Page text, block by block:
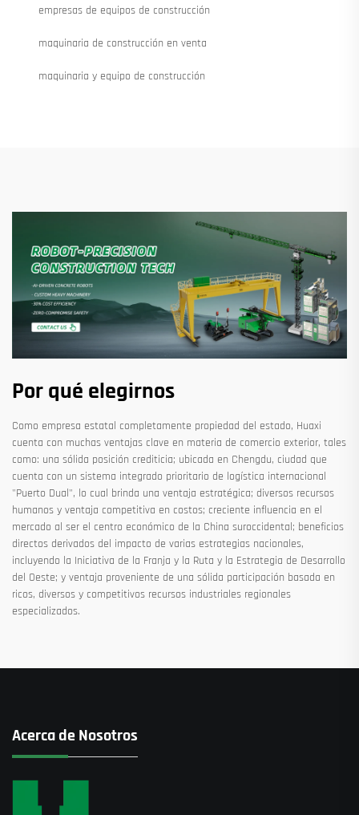
empresas de equipos de construcción
maquinaria de construcción en venta
maquinaria y equipo de construcción
Por qué elegirnos
Como empresa estatal completamente propiedad del estado, Huaxi
cuenta con muchas ventajas clave en materia de comercio exterior, tales
como: una sólida posición crediticia; ubicada en Chengdu, ciudad que
cuenta con un sistema integrado prioritario de logística internacional
"Puerto Dual", lo cual brinda una ventaja estratégica; diversos recursos
humanos y ventaja competitiva en costos; creciente influencia en el
mercado al ser el centro económico de la China suroccidental; beneficios
directos derivados del impacto de varias estrategias nacionales,
incluyendo la Iniciativa de la Franja y la Ruta y la Estrategia de Desarrollo
del Oeste; y ventaja proveniente de una sólida participación basada en
ricos, diversos y competitivos recursos industriales regionales
especializados.
Acerca de Nosotros